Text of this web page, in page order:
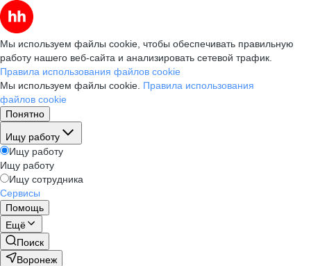
Мы используем файлы cookie, чтобы обеспечивать правильную
работу нашего веб-сайта и анализировать сетевой трафик.
Правила использования файлов cookie
Мы используем файлы cookie. Правила использования
файлов cookie
Понятно
Ищу работу
Ищу работу
Ищу работу
Ищу сотрудника
Сервисы
Помощь
Ещё
Поиск
Воронеж